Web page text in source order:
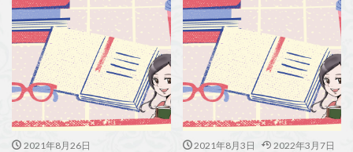
2021年8月26日
2021年8月3日 2022年3月7日